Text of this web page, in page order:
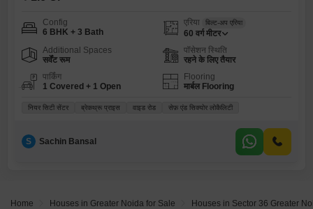
Config
6 BHK + 3 Bath
एरिया बिल्ट-अप एरिया
60 वर्ग मीटर
Additional Spaces
सर्वेंट रूम
पॉसेशन स्थिति
रहने के लिए तैयार
पार्किंग
1 Covered + 1 Open
Flooring
मार्बल Flooring
नियर सिटी सेंटर ब्रेकथ्रू प्राइस वाइड रोड सेफ़ एंड सिक्योर लोकैलिटी
S Sachin Bansal
Home Houses in Greater Noida for Sale Houses in Sector 36 Greater